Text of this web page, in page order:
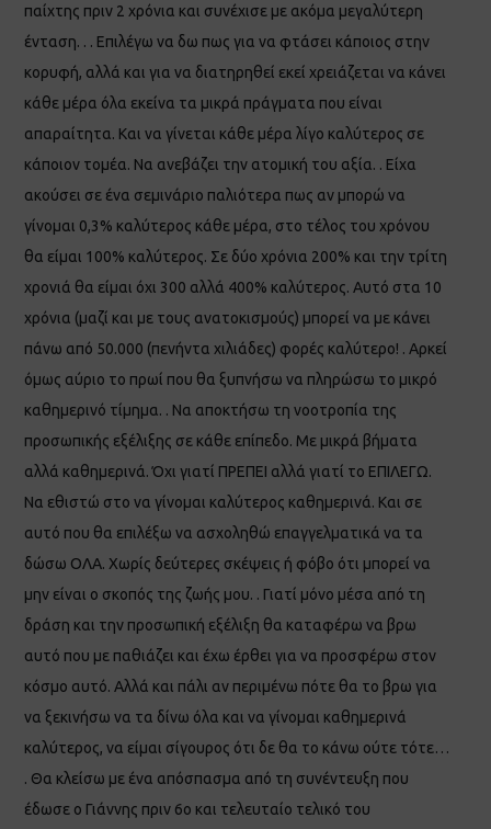
παίχτης πριν 2 χρόνια και συνέχισε με ακόμα μεγαλύτερη
ένταση. . . Επιλέγω να δω πως για να φτάσει κάποιος στην
κορυφή, αλλά και για να διατηρηθεί εκεί χρειάζεται να κάνει
κάθε μέρα όλα εκείνα τα μικρά πράγματα που είναι
απαραίτητα. Και να γίνεται κάθε μέρα λίγο καλύτερος σε
κάποιον τομέα. Να ανεβάζει την ατομική του αξία. . Είχα
ακούσει σε ένα σεμινάριο παλιότερα πως αν μπορώ να
γίνομαι 0,3% καλύτερος κάθε μέρα, στο τέλος του χρόνου
θα είμαι 100% καλύτερος. Σε δύο χρόνια 200% και την τρίτη
χρονιά θα είμαι όχι 300 αλλά 400% καλύτερος. Αυτό στα 10
χρόνια (μαζί και με τους ανατοκισμούς) μπορεί να με κάνει
πάνω από 50.000 (πενήντα χιλιάδες) φορές καλύτερο! . Αρκεί
όμως αύριο το πρωί που θα ξυπνήσω να πληρώσω το μικρό
καθημερινό τίμημα. . Να αποκτήσω τη νοοτροπία της
προσωπικής εξέλιξης σε κάθε επίπεδο. Με μικρά βήματα
αλλά καθημερινά. Όχι γιατί ΠΡΕΠΕΙ αλλά γιατί το ΕΠΙΛΕΓΩ.
Να εθιστώ στο να γίνομαι καλύτερος καθημερινά. Και σε
αυτό που θα επιλέξω να ασχοληθώ επαγγελματικά να τα
δώσω ΟΛΑ. Χωρίς δεύτερες σκέψεις ή φόβο ότι μπορεί να
μην είναι ο σκοπός της ζωής μου. . Γιατί μόνο μέσα από τη
δράση και την προσωπική εξέλιξη θα καταφέρω να βρω
αυτό που με παθιάζει και έχω έρθει για να προσφέρω στον
κόσμο αυτό. Αλλά και πάλι αν περιμένω πότε θα το βρω για
να ξεκινήσω να τα δίνω όλα και να γίνομαι καθημερινά
καλύτερος, να είμαι σίγουρος ότι δε θα το κάνω ούτε τότε…
. Θα κλείσω με ένα απόσπασμα από τη συνέντευξη που
έδωσε ο Γιάννης πριν 6ο και τελευταίο τελικό του